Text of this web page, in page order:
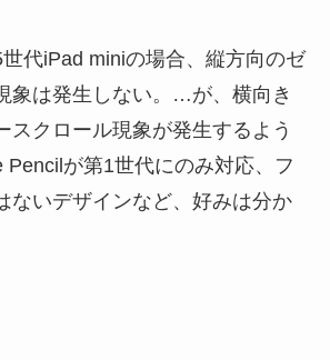
代iPad miniの場合、縦方向のゼ
象は発生しない。…が、横向き
スクロール現象が発生するよう
Pencilが第1世代にのみ対応、フ
ないデザインなど、好みは分か